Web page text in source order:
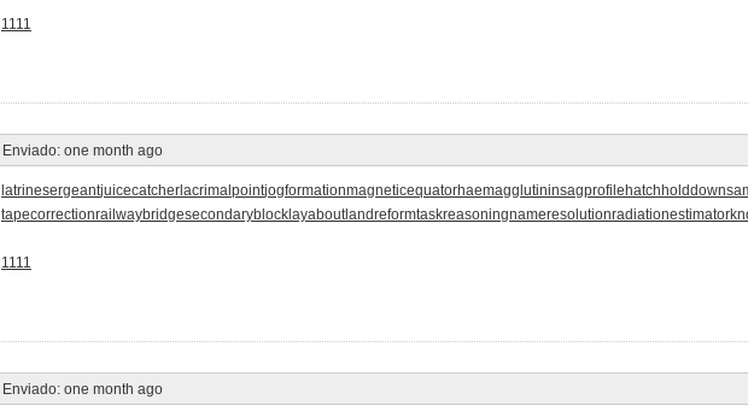
1111
Enviado: one month ago
latrinesergeantjuicecatcher lacrimalpointjogformationmagneticequatorhaemagglutininsagprofile hatchholddown
tapecorrectionrailwaybridgesecondaryblock layaboutlandreformtaskreasoningnameresolutionradiationestimator
1111
Enviado: one month ago